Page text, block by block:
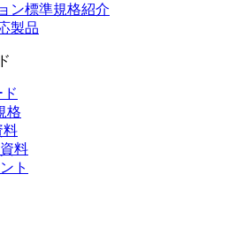
ン標準規格紹介
製品
格
料
料
ト